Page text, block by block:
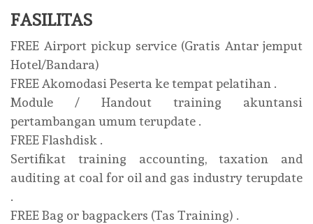
FASILITAS
FREE Airport pickup service (Gratis Antar jemput
Hotel/Bandara)
FREE Akomodasi Peserta ke tempat pelatihan .
Module / Handout training akuntansi
pertambangan umum terupdate .
FREE Flashdisk .
Sertifikat training accounting, taxation and
auditing at coal for oil and gas industry terupdate
.
FREE Bag or bagpackers (Tas Training) .